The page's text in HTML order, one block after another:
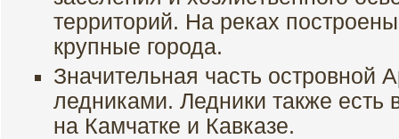
территорий. На реках
крупные города.
Значительная часть островной
ледниками. Ледники также
на Камчатке и Кавказе.